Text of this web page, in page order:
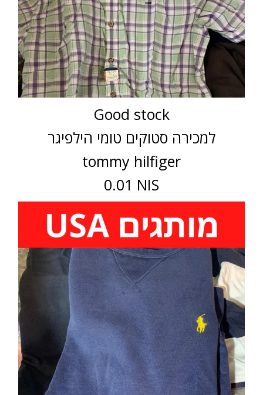
Good stock
למכירה סטוקים טומי הילפיגר
tommy hilfiger
0.01 NIS